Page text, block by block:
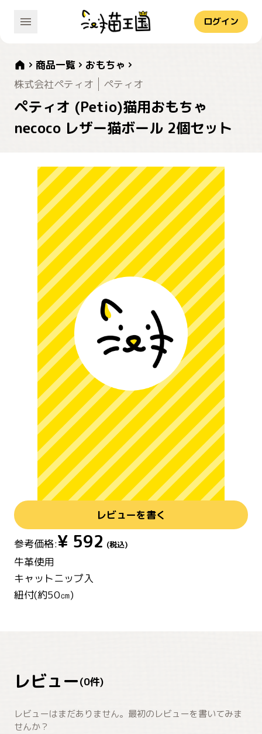
ログイン
商品一覧
おもちゃ
株式会社ペティオ
ペティオ
ペティオ (Petio)猫用おもちゃ
necoco レザー猫ボール 2個セット
レビューを書く
参考価格:¥ 592 (税込)
牛革使用
キャットニップ入
紐付(約50㎝)
レビュー(0件)
レビューはまだありません。最初のレビューを書いてみま
せんか？